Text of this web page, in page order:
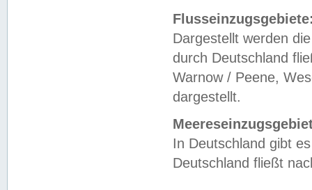
Dargestellt werden
durch Deutschland
Warnow / Peene,
dargestellt.
In Deutschland gibt
Deutschland fließt